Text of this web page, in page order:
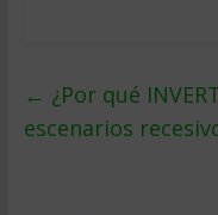
← ¿Por qué
escenarios